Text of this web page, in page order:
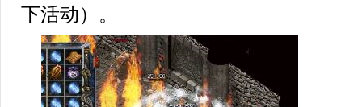
下活动）。